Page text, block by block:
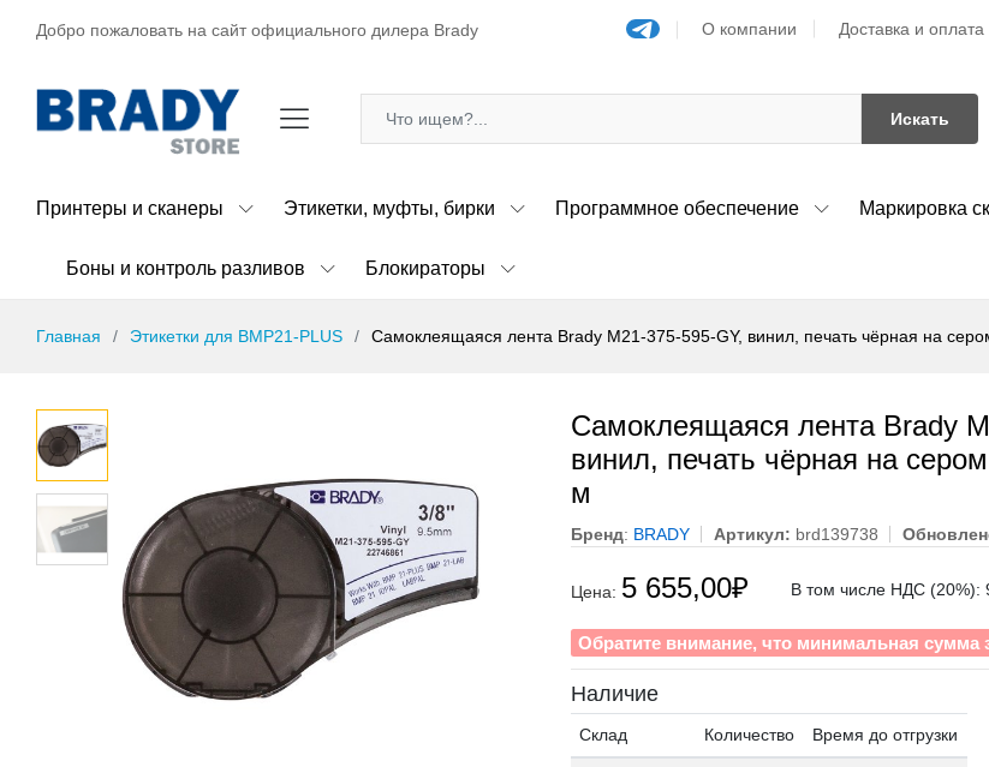
Добро пожаловать на сайт официального дилера Brady О компании Доставка и оплата
Искать
Принтеры и сканеры Этикетки, муфты, бирки Программное обеспечение Маркировка
Боны и контроль разливов Блокираторы
Главная Этикетки для BMP21-PLUS Самоклеящаяся лента Brady M21-375-595-GY, винил, печать чёрная на
Самоклеящаяся лента Brady
винил, печать чёрная на
м
Бренд: BRADY Артикул: brd139738
Цена: 5 655,00₽ В том числе НДС (20%):
Обратите внимание, что минимальная сумма
Наличие
Склад Количество Время до отгрузки